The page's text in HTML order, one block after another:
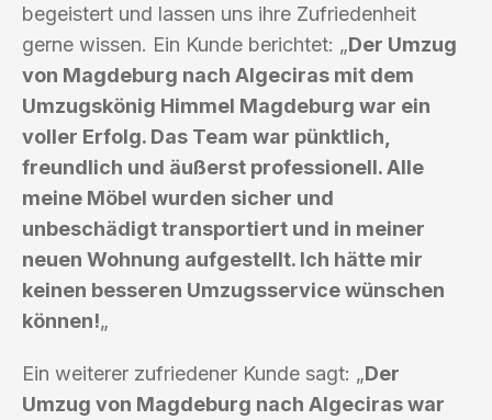
begeistert und lassen uns ihre Zufriedenheit
gerne wissen. Ein Kunde berichtet: „Der Umzug
von Magdeburg nach Algeciras mit dem
Umzugskönig Himmel Magdeburg war ein
voller Erfolg. Das Team war pünktlich,
freundlich und äußerst professionell. Alle
meine Möbel wurden sicher und
unbeschädigt transportiert und in meiner
neuen Wohnung aufgestellt. Ich hätte mir
keinen besseren Umzugsservice wünschen
können!„
Ein weiterer zufriedener Kunde sagt: „Der
Umzug von Magdeburg nach Algeciras war